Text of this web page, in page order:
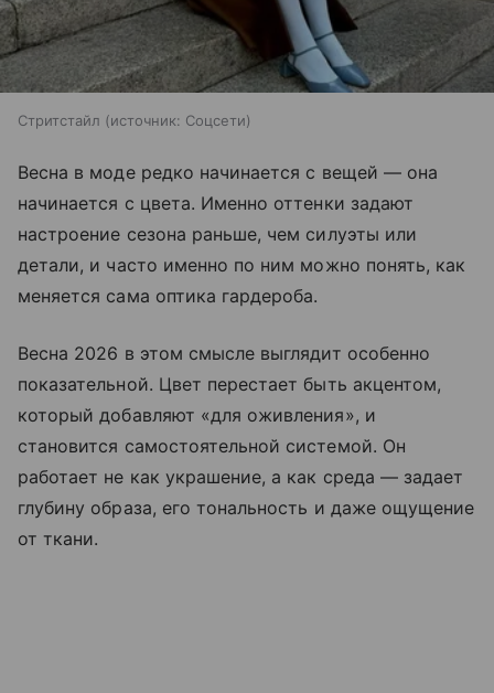
Стритстайл источник: Соцсети
Весна в моде редко начинается с вещей — она
начинается с цвета. Именно оттенки задают
настроение сезона раньше, чем силуэты или
детали, и часто именно по ним можно понять, как
меняется сама оптика гардероба.
Весна 2026 в этом смысле выглядит особенно
показательной. Цвет перестает быть акцентом,
который добавляют «для оживления», и
становится самостоятельной системой. Он
работает не как украшение, а как среда — задает
глубину образа, его тональность и даже ощущение
от ткани.